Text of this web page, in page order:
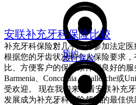
预约
旅行保险
安联补充牙科保险比较
补充牙科保险对几乎所有参加法定
根据您的牙齿状况和个人保险要求
比、方便客户的保险条件和良好的服
Barmenia、Concordia、Hallesche或
受欢迎。 现在我们来看看安联补充
发展成为补充牙科保险领域的最佳